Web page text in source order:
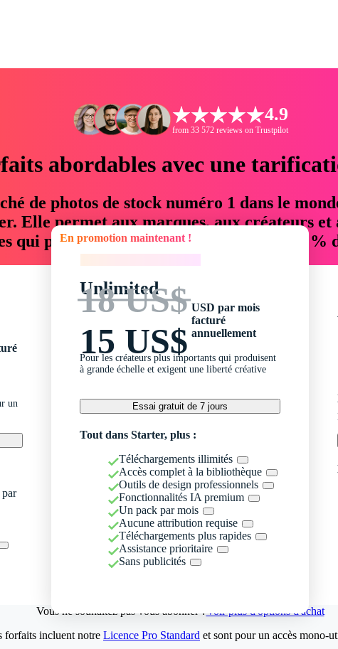
4.9
from 33 572 reviews on Trustpilot
abordables avec une
de photos de stock numéro 1 dans le
Elle permet aux marques, aux créateurs
qui permettent d'économiser jusqu'à 76 %
un
En promotion maintenant !
Unlimited
18 US$
15 US$
USD par mois
facturé
annuellement
Pour les créateurs plus importants qui produisent
à grande échelle et exigent une liberté créative
Essai gratuit de 7 jours
Tout dans Starter, plus :
Téléchargements illimités
Accès complet à la bibliothèque
Outils de design professionnels
Fonctionnalités IA premium
Un pack par mois
Aucune attribution requise
Téléchargements plus rapides
Assistance prioritaire
Sans publicités
Vous ne souhaitez pas vous abonner ?Voir plus d'options d'achat
forfaits incluent notre Licence Pro Standard et sont pour un accès mono-